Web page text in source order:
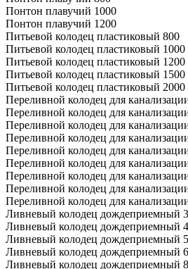
Понтон плавучий 1000
Понтон плавучий 1200
Питьевой колодец пластиковый 800
Питьевой колодец пластиковый 1000
Питьевой колодец пластиковый 1200
Питьевой колодец пластиковый 1500
Питьевой колодец пластиковый 2000
Переливной колодец для
Переливной колодец для
Переливной колодец для
Переливной колодец для
Переливной колодец для
Переливной колодец для
Переливной колодец для
Переливной колодец для
Переливной колодец для
Ливневый колодец дождеприемный
Ливневый колодец дождеприемный
Ливневый колодец дождеприемный
Ливневый колодец дождеприемный
Ливневый колодец дождеприемный